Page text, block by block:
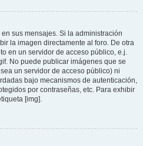
sus mensajes. Si la administración
la imagen directamente al foro. De otra
en un servidor de acceso público, e.j.
No puede publicar imágenes que se
un servidor de acceso público) ni
bajo mecanismos de autenticación,
por contraseñas, etc. Para exhibir
[img].